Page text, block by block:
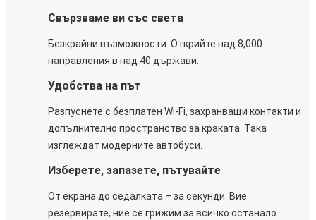
Свързваме ви със света
Безкрайни възможности. Открийте над 8,000
направления в над 40 държави.
Удобства на път
Разпуснете с безплатен Wi-Fi, захранващи контакти и
допълнително пространство за краката. Така
изглеждат модерните автобуси.
Изберете, запазете, пътувайте
От екрана до седалката – за секунди. Вие
резервирате, ние се грижим за всичко останало.